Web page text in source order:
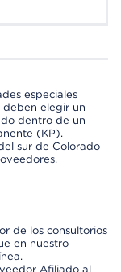
especiales
deben elegir un
dentro de un
(KP).
sur de Colorado
de los consultorios
en nuestro
Afiliado al